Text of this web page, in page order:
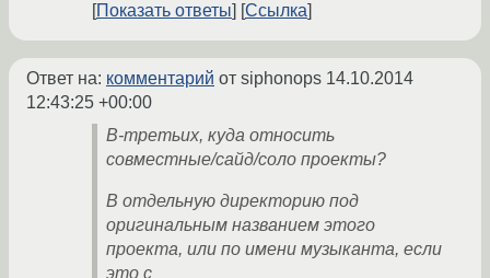
Показать ответы
Ссылка
Ответ на: комментарий от siphonops 14.10.2014
12:43:25 +00:00
В-третьих, куда относить
совместные/сайд/соло проекты?
В отдельную директорию под
оригинальным названием этого
проекта, или по имени музыканта, если
это с